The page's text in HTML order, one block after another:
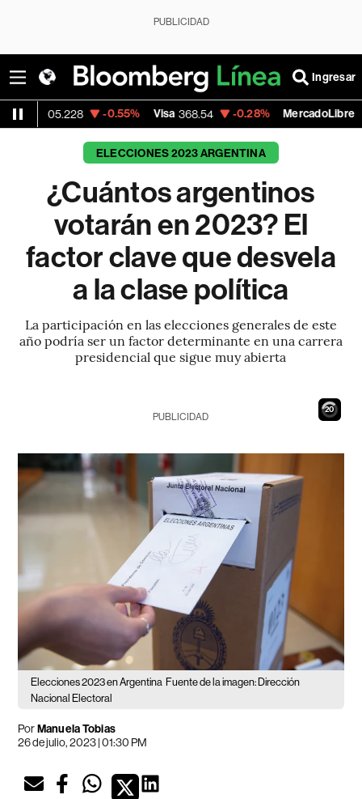
PUBLICIDAD
Ingresar
-0.55% Visa 368.54 -0.28% MercadoLibre 1,924.95
ELECCIONES 2023 ARGENTINA
¿Cuántos argentinos
votarán en 2023? El
factor clave que desvela
a la clase política
La participación en las elecciones generales de este
año podría ser un factor determinante en una carrera
presidencial que sigue muy abierta
19
PUBLICIDAD
Elecciones 2023 en Argentina Fuente de la imagen: Dirección
Nacional Electoral
PorManuela Tobias
26 de julio, 2023 | 01:30 PM